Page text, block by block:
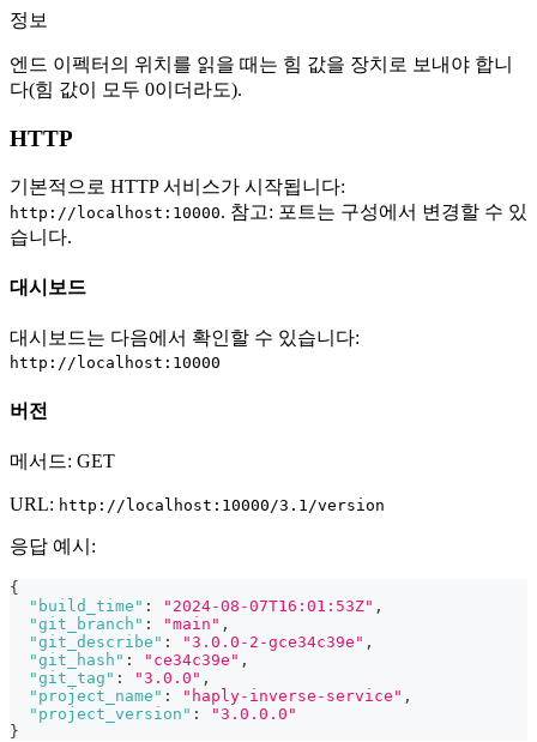
정보
엔드 이펙터의 위치를 읽을 때는 힘 값을 장치로 보내야 합니
다(힘 값이 모두 0이더라도).
HTTP
기본적으로 HTTP 서비스가 시작됩니다:
http://localhost:10000. 참고: 포트는 구성에서 변경할 수 있
습니다.
대시보드
대시보드는 다음에서 확인할 수 있습니다:
http://localhost:10000
버전
메서드: GET
URL: http://localhost:10000/3.1/version
응답 예시:
{
"build_time" : "2024-08-07T16:01:53Z" ,
"git_branch" : "main" ,
"git_describe" : "3.0.0-2-gce34c39e" ,
"git_hash" : "ce34c39e" ,
"git_tag" : "3.0.0" ,
"project_name" : "haply-inverse-service" ,
"project_version" :
"3.0.0.0"
}